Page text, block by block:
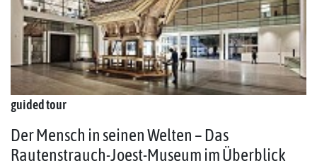
guided tour
Der Mensch in seinen Welten – Das
Rautenstrauch-Joest-Museum im Überblick